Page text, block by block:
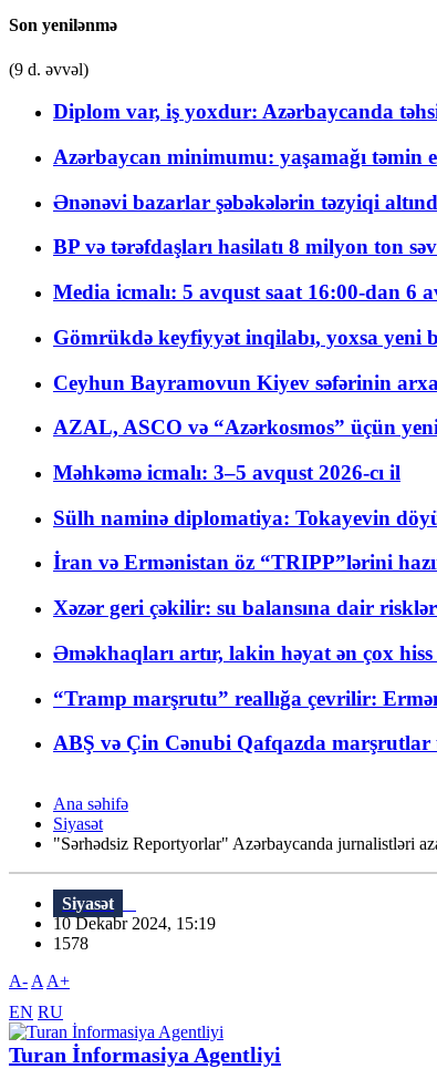
Son yenilənmə
(9 d. əvvəl)
Diplom var, iş yoxdur: Azərbaycanda
Azərbaycan minimumu: yaşamağı təmin
Ənənəvi bazarlar şəbəkələrin təzyiqi
BP və tərəfdaşları hasilatı 8 milyon ton
Media icmalı: 5 avqust saat 16:00-dan 6
Gömrükdə keyfiyyət inqilabı, yoxsa yeni
Ceyhun Bayramovun Kiyev səfərinin
AZAL, ASCO və “Azərkosmos” üçün
Məhkəmə icmalı: 3–5 avqust 2026-cı il
Sülh naminə diplomatiya: Tokayevin
İran və Ermənistan öz “TRIPP”lərini
Xəzər geri çəkilir: su balansına dair
Əməkhaqları artır, lakin həyat ən çox
“Tramp marşrutu” reallığa çevrilir:
ABŞ və Çin Cənubi Qafqazda marşrutlar
Ana səhifə
Siyasət
"Sərhədsiz Reportyorlar" Azərbaycanda jurnalistləri
Siyasət
10 Dekabr 2024, 15:19
1578
A- A A+
EN RU
Turan İnformasiya Agentliyi